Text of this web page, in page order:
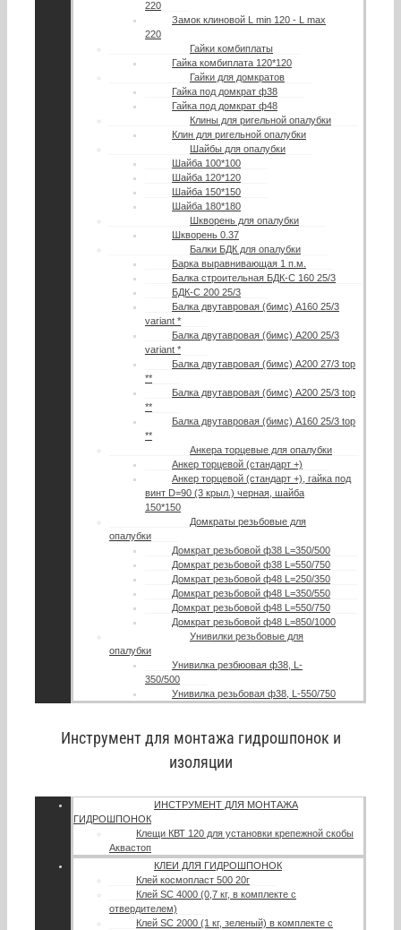
220
Замок клиновой L min 120 - L max
220
Гайки комбиплаты
Гайка комбиплата 120*120
Гайки для домкратов
Гайка под домкрат ф38
Гайка под домкрат ф48
Клины для ригельной опалубки
Клин для ригельной опалубки
Шайбы для опалубки
Шайба 100*100
Шайба 120*120
Шайба 150*150
Шайба 180*180
Шкворень для опалубки
Шкворень 0.37
Балки БДК для опалубки
Барка выравнивающая 1 п.м.
Балка строительная БДК-С 160 25/3
БДК-С 200 25/3
Балка двутавровая (бимс) А160 25/3
variant *
Балка двутавровая (бимс) А200 25/3
variant *
Балка двутавровая (бимс) А200 27/3 top
**
Балка двутавровая (бимс) A200 25/3 top
**
Балка двутавровая (бимс) A160 25/3 top
**
Анкера торцевые для опалубки
Анкер торцевой (стандарт +)
Анкер торцевой (стандарт +), гайка под
винт D=90 (3 крыл.) черная, шайба
150*150
Домкраты резьбовые для
опалубки
Домкрат резьбовой ф38 L=350/500
Домкрат резьбовой ф38 L=550/750
Домкрат резьбовой ф48 L=250/350
Домкрат резьбовой ф48 L=350/550
Домкрат резьбовой ф48 L=550/750
Домкрат резьбовой ф48 L=850/1000
Унивилки резьбовые для
опалубки
Унивилка резбюовая ф38, L-
350/500
Унивилка резьбовая ф38, L-550/750
Инструмент для монтажа гидрошпонок и
изоляции
ИНСТРУМЕНТ ДЛЯ МОНТАЖА
ГИДРОШПОНОК
Клещи КВТ 120 для установки крепежной скобы
Аквастоп
КЛЕИ ДЛЯ ГИДРОШПОНОК
Клей космопласт 500 20г
Клей SC 4000 (0,7 кг, в комплекте с
отвердителем)
Клей SC 2000 (1 кг, зеленый) в комплекте с